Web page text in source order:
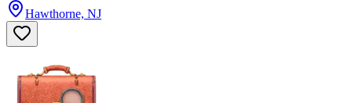
Hawthorne, NJ